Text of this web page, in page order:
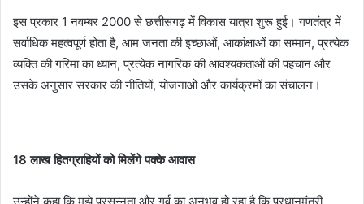
इस प्रकार 1 नवम्बर 2000 से छत्तीसगढ़ में विकास यात्रा शुरू हुई। गणतंत्र में
सर्वाधिक महत्वपूर्ण होता है, आम जनता की इच्छाओं, आकांक्षाओं का सम्मान, प्रत्येक
व्यक्ति की गरिमा का ध्यान, प्रत्येक नागरिक की आवश्यकताओं की पहचान और
उसके अनुसार सरकार की नीतियों, योजनाओं और कार्यक्रमों का संचालन।
18 लाख हितग्राहियों को मिलेंगे पक्के आवास